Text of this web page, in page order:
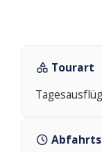
Tourart